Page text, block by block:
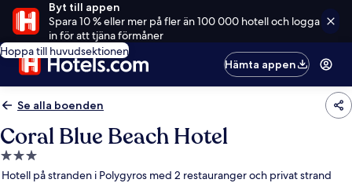
Byt till appen
Spara 10 % eller mer på fler än 100 000 hotell och logga
in för att tjäna förmåner
Hoppa till huvudsektionen
Hämta appen
Se alla boenden
Coral Blue Beach Hotel
3.0-
stjärnigt
Hotell på stranden i Polygyros med 2 restauranger och privat strand